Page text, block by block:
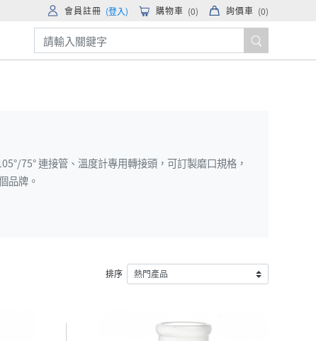
會員註冊 (登入) 購物車 (0) 詢價車 (0)
75° 連接管、溫度計專用轉接頭，可訂製磨口規格，
品牌。
排序